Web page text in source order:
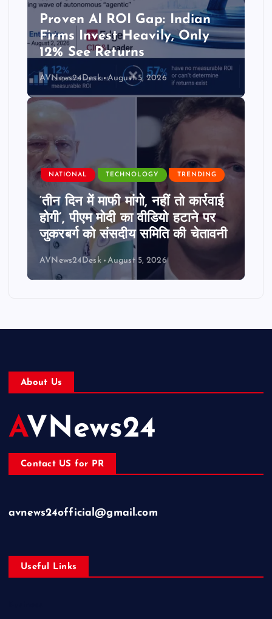
Proven AI ROI Gap: Indian
Firms Invest Heavily, Only
12% See Returns
AVNews24Desk August 5, 2026
NATIONAL TECHNOLOGY TRENDING
‘तीन दिन में माफी मांगो, नहीं तो कार्रवाई
होगी’, पीएम मोदी का वीडियो हटाने पर
जुकरबर्ग को संसदीय समिति की चेतावनी
AVNews24Desk August 5, 2026
About Us
AVNews24
Contact US for PR
avnews24official@gmail.com
Useful Links